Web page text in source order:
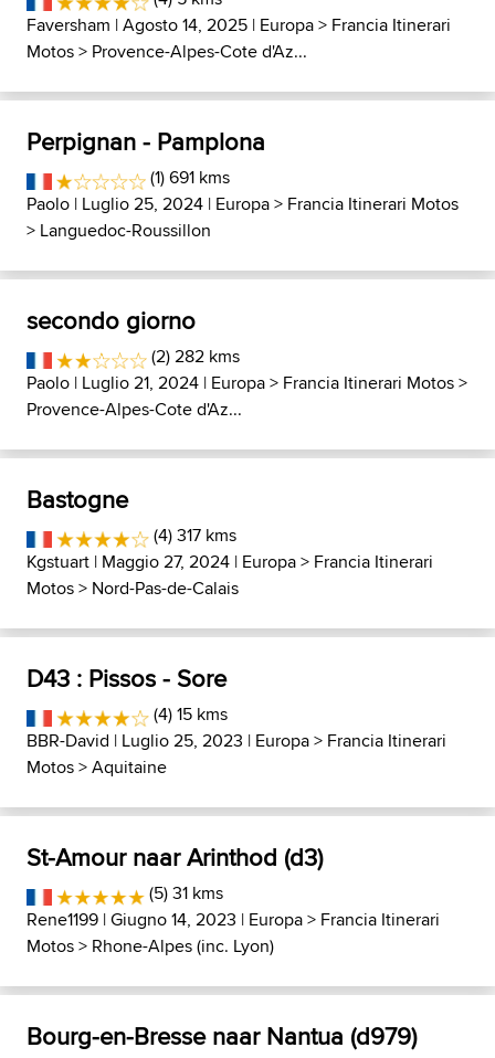
Faversham | Agosto 14, 2025 | Europa> Francia Itinerari
Motos> Provence-Alpes-Cote d'Az...
Perpignan - Pamplona
(1) 691 kms
Paolo | Luglio 25, 2024 | Europa> Francia Itinerari Motos
> Languedoc-Roussillon
secondo giorno
(2) 282 kms
Paolo | Luglio 21, 2024 | Europa> Francia Itinerari Motos>
Provence-Alpes-Cote d'Az...
Bastogne
(4) 317 kms
Kgstuart | Maggio 27, 2024 | Europa> Francia Itinerari
Motos> Nord-Pas-de-Calais
D43 : Pissos - Sore
(4) 15 kms
BBR-David | Luglio 25, 2023 | Europa> Francia Itinerari
Motos>Aquitaine
St-Amour naar Arinthod (d3)
(5) 31 kms
Rene1199 | Giugno 14, 2023 | Europa> Francia Itinerari
Motos> Rhone-Alpes (inc. Lyon)
Bourg-en-Bresse naar Nantua (d979)